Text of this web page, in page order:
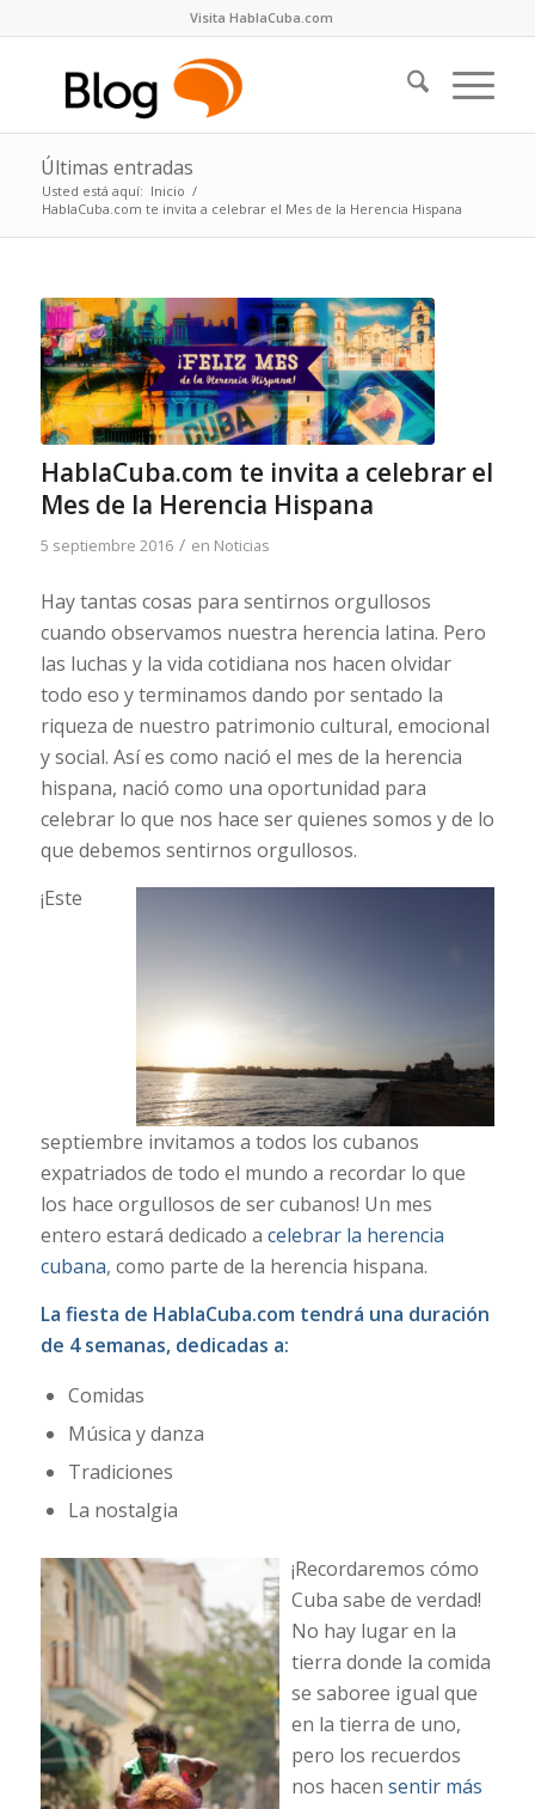
Visita HablaCuba.com
Últimas entradas
Usted está aquí: Inicio /
HablaCuba.com te invita a celebrar el Mes de la Herencia Hispana
HablaCuba.com te invita a celebrar el
Mes de la Herencia Hispana
5 septiembre 2016 / en Noticias
Hay tantas cosas para sentirnos orgullosos
cuando observamos nuestra herencia latina. Pero
las luchas y la vida cotidiana nos hacen olvidar
todo eso y terminamos dando por sentado la
riqueza de nuestro patrimonio cultural, emocional
y social. Así es como nació el mes de la herencia
hispana, nació como una oportunidad para
celebrar lo que nos hace ser quienes somos y de lo
que debemos sentirnos orgullosos.
¡Este
septiembre invitamos a todos los cubanos
expatriados de todo el mundo a recordar lo que
los hace orgullosos de ser cubanos! Un mes
entero estará dedicado a celebrar la herencia
cubana, como parte de la herencia hispana.
La fiesta de HablaCuba.com tendrá una duración
de 4 semanas, dedicadas a:
Comidas
Música y danza
Tradiciones
La nostalgia
¡Recordaremos cómo
Cuba sabe de verdad!
No hay lugar en la
tierra donde la comida
se saboree igual que
en la tierra de uno,
pero los recuerdos
nos hacen sentir más